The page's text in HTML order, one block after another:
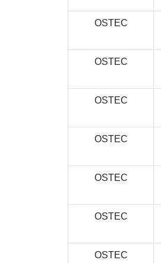
OSTEC
OSTEC
OSTEC
OSTEC
OSTEC
OSTEC
OSTEC